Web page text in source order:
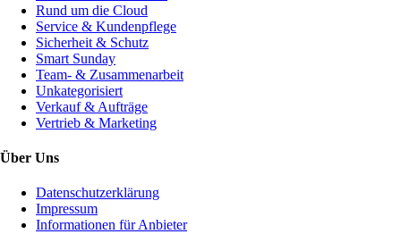
Rund um die Cloud
Service & Kundenpflege
Sicherheit & Schutz
Smart Sunday
Team- & Zusammenarbeit
Unkategorisiert
Verkauf & Aufträge
Vertrieb & Marketing
Über Uns
Datenschutzerklärung
Impressum
Informationen für Anbieter